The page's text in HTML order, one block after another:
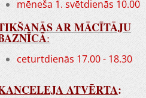
mēneša 1. svētdienās 10.00
AR MĀCĪTĀJU
:
ceturtdienās 17.00 - 18.30
ATVĒRTA: